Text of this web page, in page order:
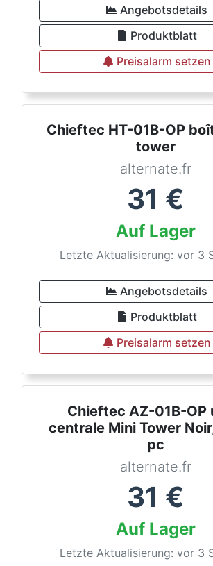
Angebotsdetails
Produktblatt
Preisalarm setzen
Chieftec HT-01B-OP
tower
alternate.fr
31 €
Auf Lager
Letzte Aktualisierung: vor 3
Angebotsdetails
Produktblatt
Preisalarm setzen
Chieftec AZ-01B-OP
centrale Mini Tower
pc
alternate.fr
31 €
Auf Lager
Letzte Aktualisierung: vor 3